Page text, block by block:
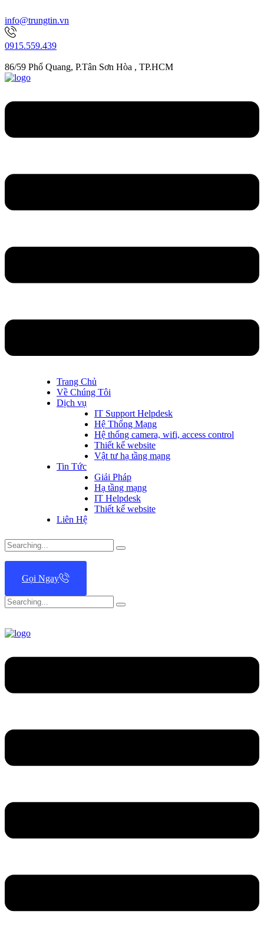
info@trungtin.vn
0915.559.439
86/59 Phổ Quang, P.Tân Sơn Hòa , TP.HCM
Trang Chủ
Về Chúng Tôi
Dịch vụ
IT Support Helpdesk
Hệ Thống Mạng
Hệ thống camera, wifi, access control
Thiết kế website
Vật tư hạ tầng mạng
Tin Tức
Giải Pháp
Hạ tầng mạng
IT Helpdesk
Thiết kế website
Liên Hệ
Search
for:
Gọi Ngay
Search
for: